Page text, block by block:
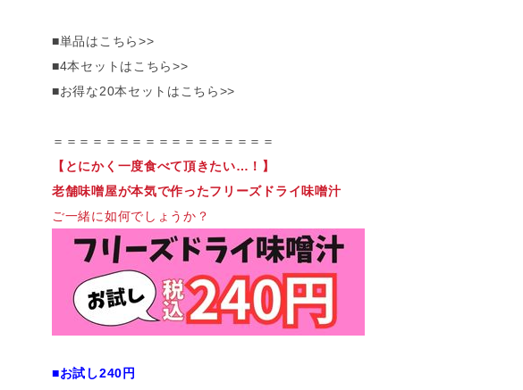
■単品はこちら>>
■4本セットはこちら>>
■お得な20本セットはこちら>>
＝＝＝＝＝＝＝＝＝＝＝＝＝＝＝＝＝
【とにかく一度食べて頂きたい…！】
老舗味噌屋が本気で作ったフリーズドライ味噌汁
ご一緒に如何でしょうか？
■お試し240円